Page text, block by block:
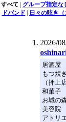
すべて | グループ指定な
ドバンド | 日々の呟き（
2026/
居酒屋
もつ焼
（押上
和菓子
お城の
美容院
アトリ